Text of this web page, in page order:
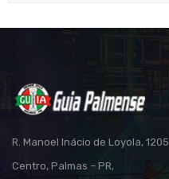
R. Manoel Inácio de Loyola, 1205
Centro, Palmas – PR,